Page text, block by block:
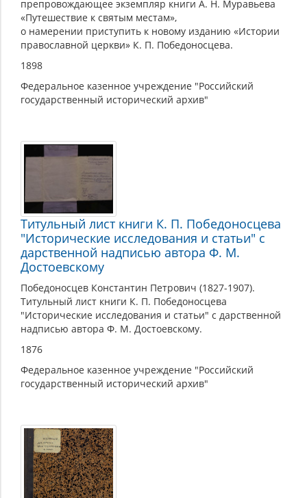
препровождающее экземпляр книги А. Н. Муравьева
«Путешествие к святым местам»,
о намерении приступить к новому изданию «Истории
православной церкви» К. П. Победоносцева.
1898
Федеральное казенное учреждение "Российский
государственный исторический архив"
Титульный лист книги К. П. Победоносцева
"Исторические исследования и статьи" с
дарственной надписью автора Ф. М.
Достоевскому
Победоносцев Константин Петрович (1827-1907).
Титульный лист книги К. П. Победоносцева
"Исторические исследования и статьи" с дарственной
надписью автора Ф. М. Достоевскому.
1876
Федеральное казенное учреждение "Российский
государственный исторический архив"